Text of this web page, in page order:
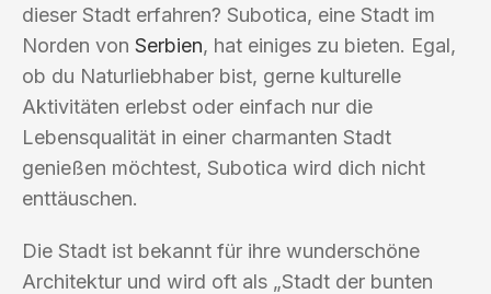
dieser Stadt erfahren? Subotica, eine Stadt im
Norden von Serbien, hat einiges zu bieten. Egal,
ob du Naturliebhaber bist, gerne kulturelle
Aktivitäten erlebst oder einfach nur die
Lebensqualität in einer charmanten Stadt
genießen möchtest, Subotica wird dich nicht
enttäuschen.
Die Stadt ist bekannt für ihre wunderschöne
Architektur und wird oft als „Stadt der bunten